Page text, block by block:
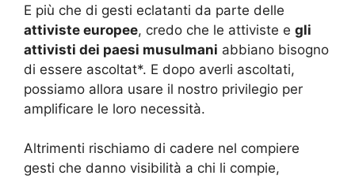
E più che di gesti eclatanti da parte delle
attiviste europee, credo che le attiviste e gli
attivisti dei paesi musulmani abbiano bisogno
di essere ascoltat*. E dopo averli ascoltati,
possiamo allora usare il nostro privilegio per
amplificare le loro necessità.
Altrimenti rischiamo di cadere nel compiere
gesti che danno visibilità a chi li compie,